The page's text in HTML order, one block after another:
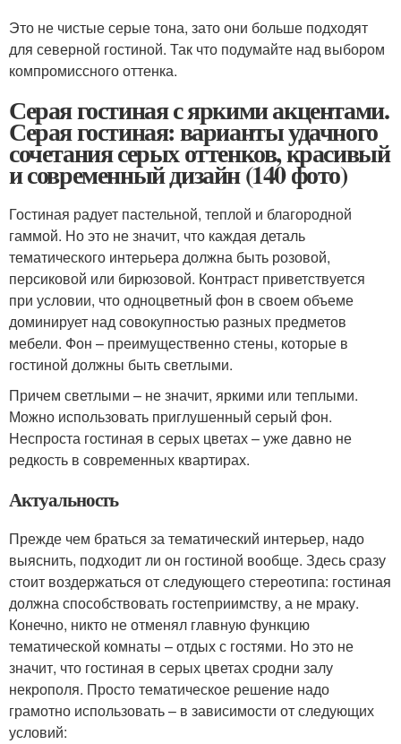
Это не чистые серые тона, зато они больше подходят
для северной гостиной. Так что подумайте над выбором
компромиссного оттенка.
Серая гостиная с яркими акцентами.
Серая гостиная: варианты удачного
сочетания серых оттенков, красивый
и современный дизайн (140 фото)
Гостиная радует пастельной, теплой и благородной
гаммой. Но это не значит, что каждая деталь
тематического интерьера должна быть розовой,
персиковой или бирюзовой. Контраст приветствуется
при условии, что одноцветный фон в своем объеме
доминирует над совокупностью разных предметов
мебели. Фон – преимущественно стены, которые в
гостиной должны быть светлыми.
Причем светлыми – не значит, яркими или теплыми.
Можно использовать приглушенный серый фон.
Неспроста гостиная в серых цветах – уже давно не
редкость в современных квартирах.
Актуальность
Прежде чем браться за тематический интерьер, надо
выяснить, подходит ли он гостиной вообще. Здесь сразу
стоит воздержаться от следующего стереотипа: гостиная
должна способствовать гостеприимству, а не мраку.
Конечно, никто не отменял главную функцию
тематической комнаты – отдых с гостями. Но это не
значит, что гостиная в серых цветах сродни залу
некрополя. Просто тематическое решение надо
грамотно использовать – в зависимости от следующих
условий: